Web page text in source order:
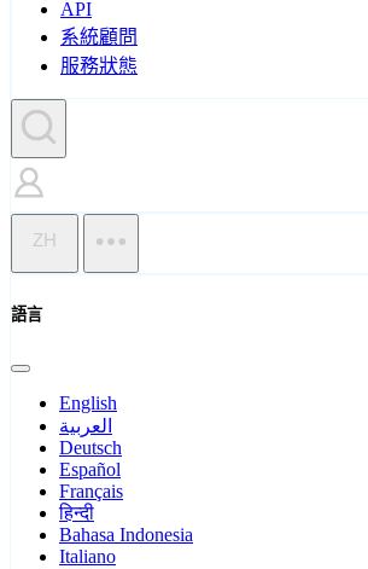
API
系統顧問
服務狀態
ZH
語言
English
العربية
Deutsch
Español
Français
हिन्दी
Bahasa Indonesia
Italiano